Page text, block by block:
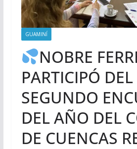
GUAMINÍ
NOBRE
PARTICIPÓ DEL
SEGUNDO
DEL AÑO DEL
DE CUENCAS